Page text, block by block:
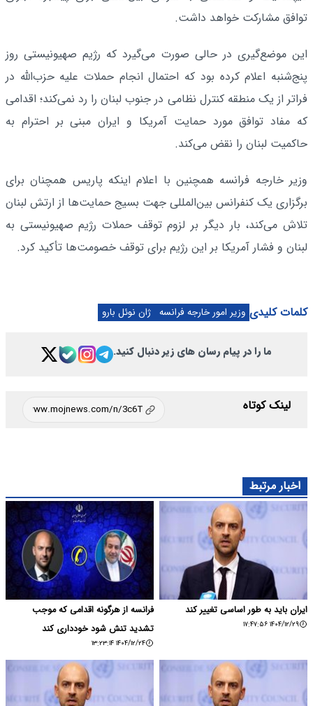
توافق مشارکت خواهد داشت.
این موضع‌گیری در حالی صورت می‌گیرد که رژیم صهیونیستی روز
پنج‌شنبه اعلام کرده بود که احتمال انجام حملات علیه حزب‌الله در
فراتر از یک منطقه کنترل نظامی در جنوب لبنان را رد نمی‌کند؛ اقدامی
که مفاد توافق مورد حمایت آمریکا و ایران مبنی بر احترام به
حاکمیت لبنان را نقض می‌کند.
وزیر خارجه فرانسه همچنین با اعلام اینکه پاریس همچنان برای
برگزاری یک کنفرانس بین‌المللی جهت بسیج حمایت‌ها از ارتش لبنان
تلاش می‌کند، بار دیگر بر لزوم توقف حملات رژیم صهیونیستی به
لبنان و فشار آمریکا بر این رژیم برای توقف خصومت‌ها تأکید کرد.
کلمات کلیدی وزیر امور خارجه فرانسه ژان نوئل بارو
ما را در پیام رسان های زیر دنبال کنید.
لینک کوتاه
اخبار مرتبط
ایران باید به طور اساسی تغییر کند
۱۴۰۴/۱۲/۲۹ ۱۷:۴۷:۵۶
فرانسه از هرگونه اقدامی که موجب
تشدید تنش شود خودداری کند
۱۴۰۴/۱۲/۲۴ ۱۳:۲۳:۱۴